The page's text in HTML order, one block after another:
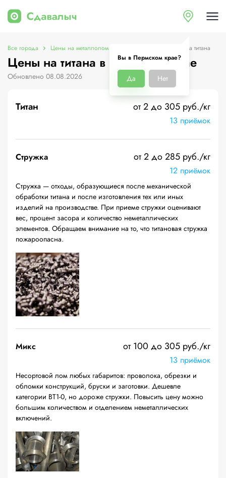
Вы в Пермском крае?
Да Нет
Все города Цены на металлолом в Пермском крае Цены на титана
Цены на титана в Пермском крае
Обновлено 08.08.2026
Титан от 2 до 305 руб./кг
13 приёмок
Стружка от 2 до 285 руб./кг
12 приёмок
Стружка — отходы, образующиеся после механической
обработки титана и после изготовления тех или иных
изделий на производстве. При приеме стружки оценивают
вес, процент засора и количество неметаллических
элементов. Обращаем внимание на то, что титановая стружка
пожароопасна.
Микс от 100 до 305 руб./кг
13 приёмок
Несортовой лом любых габаритов: проволока, обрезки и
обломки конструкций, бруски и заготовки. Дешевле
категории ВТ1-0, но дороже стружки. Повысить цену можно
большим количеством и отделением неметаллических
включений.